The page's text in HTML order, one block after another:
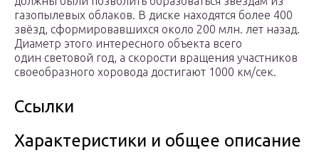
газопылевых облаков. В диске находятся более 400
звёзд, сформировавшихся около 200 млн. лет назад.
Диаметр этого интересного объекта всего
один световой год, а скорости вращения участников
своеобразного хоровода достигают 1000 км/сек.
Ссылки
Характеристики и общее описание